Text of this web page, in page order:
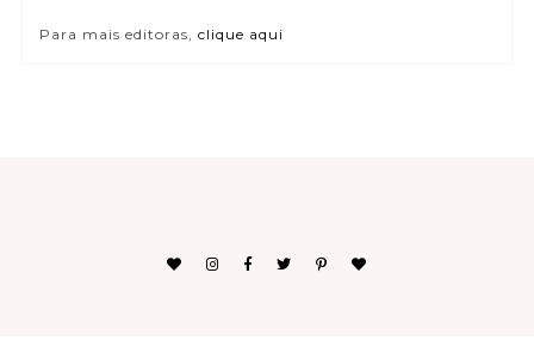
Para mais editoras, clique aqui